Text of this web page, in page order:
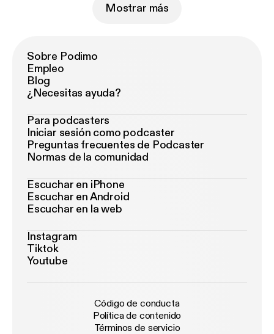
Mostrar más
Sobre Podimo
Empleo
Blog
¿Necesitas ayuda?
Para podcasters
Iniciar sesión como podcaster
Preguntas frecuentes de Podcaster
Normas de la comunidad
Escuchar en iPhone
Escuchar en Android
Escuchar en la web
Instagram
Tiktok
Youtube
Código de conducta
Política de contenido
Términos de servicio